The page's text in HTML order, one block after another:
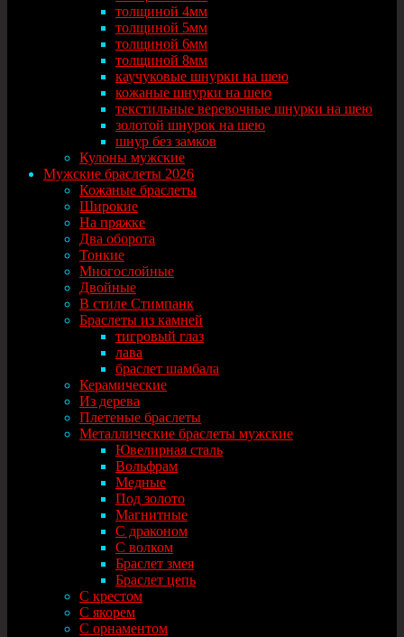
толщиной 4мм
толщиной 5мм
толщиной 6мм
толщиной 8мм
каучуковые шнурки на шею
кожаные шнурки на шею
текстильные веревочные шнурки на шею
золотой шнурок на шею
шнур без замков
Кулоны мужские
Мужские браслеты 2026
Кожаные браслеты
Широкие
На пряжке
Два оборота
Тонкие
Многослойные
Двойные
В стиле Стимпанк
Браслеты из камней
тигровый глаз
лава
браслет шамбала
Керамические
Из дерева
Плетеные браслеты
Металлические браслеты мужские
Ювелирная сталь
Вольфрам
Медные
Под золото
Магнитные
С драконом
С волком
Браслет змея
Браслет цепь
С крестом
С якорем
С орнаментом